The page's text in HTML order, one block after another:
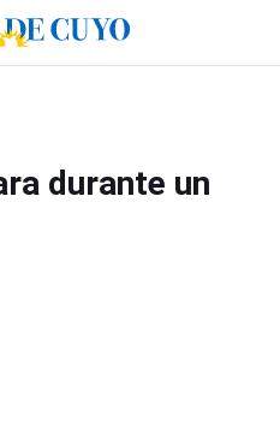
durante un